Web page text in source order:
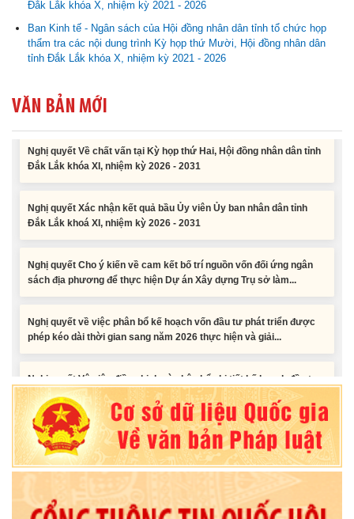
Đắk Lắk khóa X, nhiệm kỳ 2021 - 2026
Ban Kinh tế - Ngân sách của Hội đồng nhân dân tỉnh tổ chức họp
thẩm tra các nội dung trình Kỳ họp thứ Mười, Hội đồng nhân dân
tỉnh Đắk Lắk khóa X, nhiệm kỳ 2021 - 2026
VĂN BẢN MỚI
Nghị quyết về việc phân bổ kế hoạch vốn đầu tư phát triển được
Nghị quyết Vê việc điều chinh và phân bổ chi tiết kế hoạch đầu tư
Đắk Lắk khóa XI, nhiệm kỳ 2026 - 2031
Nghị quyết Xác nhận kết quả bầu Ủy viên Ủy ban nhân dân tỉnh
Nghị quyết Cho ý kiến về cam kết bố trí nguồn vốn đối ứng ngân
Nghị quyết về việc phân bổ kế hoạch vốn đầu tư phát triển được
Nghị quyết Vê việc điều chinh và phân bổ chi tiết kế hoạch đầu tư
Nghị quyết Về chất vấn tại Kỳ họp thứ Hai, Hội đồng nhân dân tỉnh
Đắk Lắk khóa XI, nhiệm kỳ 2026 - 2031
Nghị quyết Xác nhận kết quả bầu Ủy viên Ủy ban nhân dân tỉnh
Đắk Lắk khoá XI, nhiệm kỳ 2026 - 2031